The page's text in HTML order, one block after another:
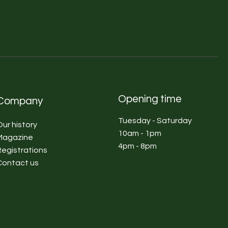
history
us
Opening time
Tuesday - Saturday
10am - 1pm
4pm - 8pm